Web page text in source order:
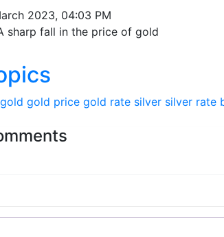
sharp fall in the price of gold
gold gold price